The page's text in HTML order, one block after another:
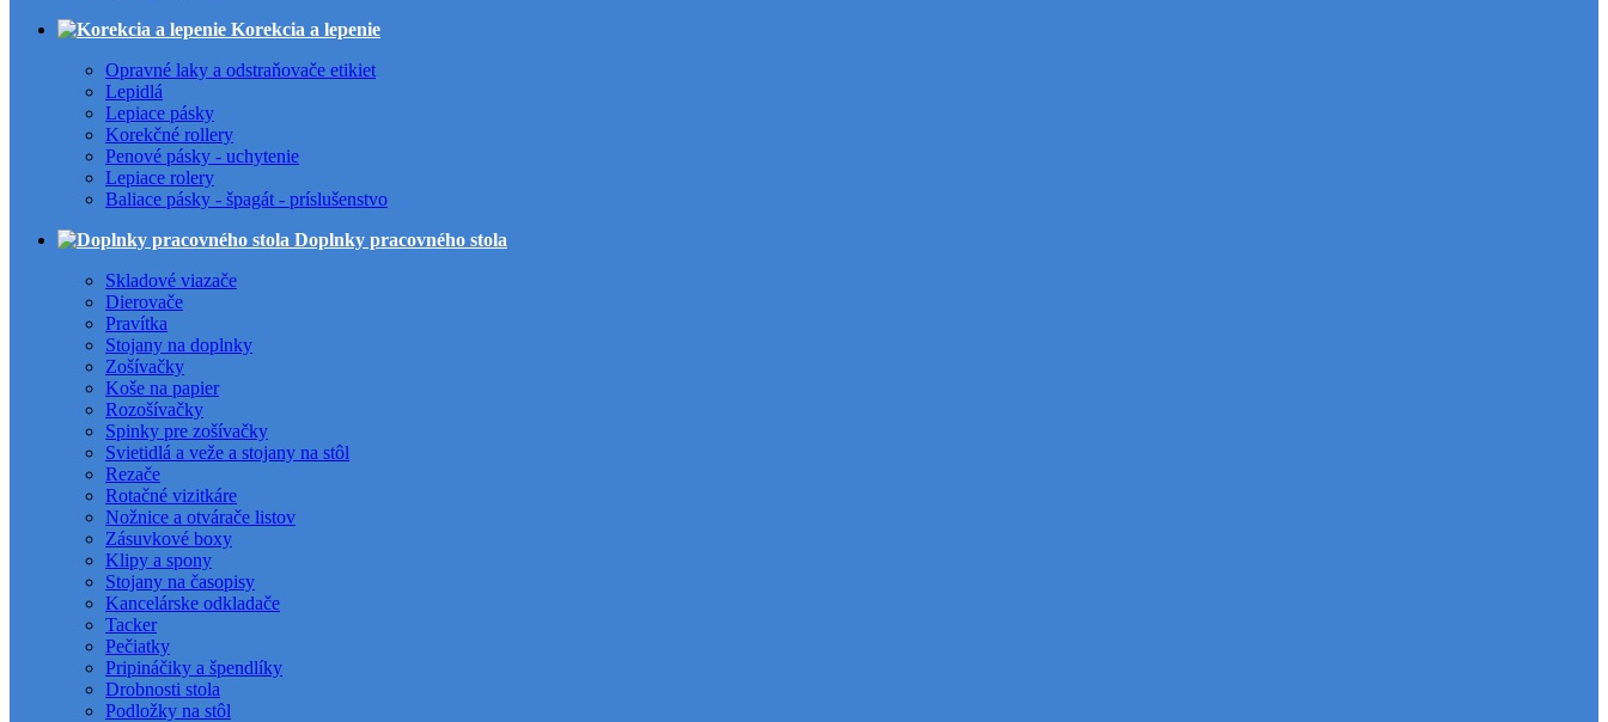
Korekcia a lepenie
Opravné laky a odstraňovače etikiet
Lepidlá
Lepiace pásky
Korekčné rollery
Penové pásky - uchytenie
Lepiace rolery
Baliace pásky - špagát - príslušenstvo
Doplnky pracovného stola
Skladové viazače
Dierovače
Pravítka
Stojany na doplnky
Zošívačky
Koše na papier
Rozošívačky
Spinky pre zošívačky
Svietidlá a veže a stojany na stôl
Rezače
Rotačné vizitkáre
Nožnice a otvárače listov
Zásuvkové boxy
Klipy a spony
Stojany na časopisy
Kancelárske odkladače
Tacker
Pečiatky
Pripináčiky a špendlíky
Drobnosti stola
Podložky na stôl